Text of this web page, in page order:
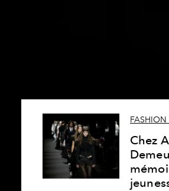
FASHION
Chez